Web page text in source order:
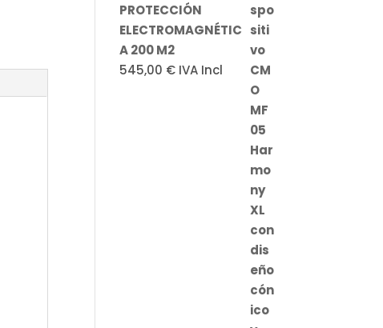
PROTECCIÓN
ELECTROMAGNÉTIC
A 200 M2
545,00 € IVA Incl